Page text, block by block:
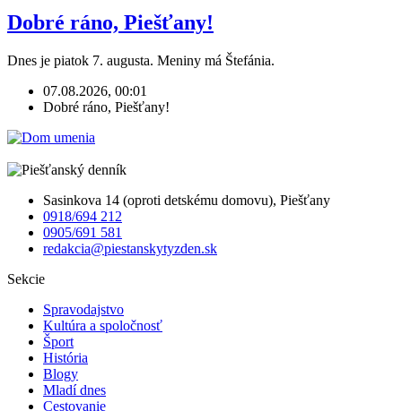
Dobré ráno, Piešťany!
Dnes je piatok 7. augusta. Meniny má Štefánia.
07.08.2026, 00:01
Dobré ráno, Piešťany!
Sasinkova 14 (oproti detskému domovu), Piešťany
0918/694 212
0905/691 581
redakcia@piestanskytyzden.sk
Sekcie
Spravodajstvo
Kultúra a spoločnosť
Šport
História
Blogy
Mladí dnes
Cestovanie